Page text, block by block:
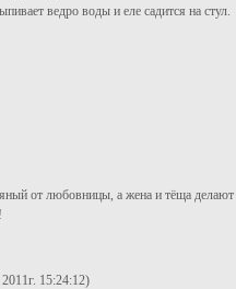
ведро воды и еле садится на стул.
от любовницы, а жена и тёща делают
15:24:12)